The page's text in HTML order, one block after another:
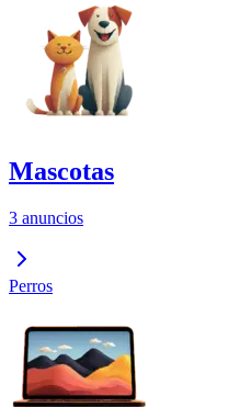
Mascotas
3 anuncios
Perros